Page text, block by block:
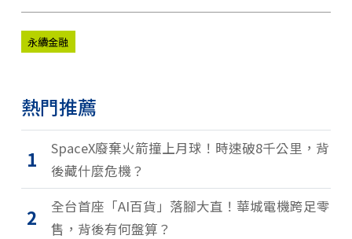
永續金融
熱門推薦
1
SpaceX廢棄火箭撞上月球！時速破8千公里，背
後藏什麼危機？
2
全台首座「AI百貨」落腳大直！華城電機跨足零
售，背後有何盤算？